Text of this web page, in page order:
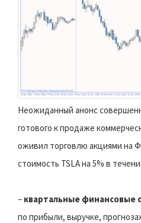
Неожиданный анонс
готового к продаже
оживил торговлю акциями на
стоимость TSLA на 5% в
– квартальные финансовые
по прибыли, выручке,